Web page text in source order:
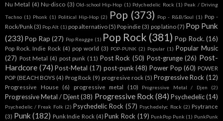
Nu Metal (4) Nu-disco (3) Old-school Hip-Hop (1) Pdychedelic Rock (1) Peak / Driving
Techno (1) Phonk (1) Political Hip-Hop (2) Pop (373) Pop - R&B/Soul (1) Pop -
Rock/Punk (3) Pop Alt (1) pop alternativo (5) Pop indie (3) pop latino (7) Pop Punk
(233) Pop Rap (27) Pop Reagge (1) Pop Rock (381) Pop Rock. (16)
Pop Rock. Indie Rock (4) pop world (3) POP-PUNK (2) Popular (1) Popular Music
(27) Post Metal (4) post punk (11) Post Rock (50) Post-grunge (26) Post-
Hardcore (74) Post-Metal (17) post-punk (48) Power Pop (60) POWER
POP (BEACH BOYS (4) Prog Rock (9) progresive rock (5) Progressive Rock (12)
Progressive House (6) progressive metal (10) Progressive Metal / Djen (2)
Progressive Metal / Djent (38) Progressive Rock (84) Psychedelic(14)
Psychedelic / Freak Folk (2) Psychedelic Rock (57) Psychedelyc Rock (2) Psytrance
(3) Punk (182) Punk Indie Rock (4) Punk Rock (19) PunkPop Punk (1) PunkPunk